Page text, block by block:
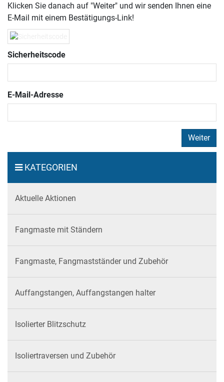
Klicken Sie danach auf "Weiter" und wir senden Ihnen eine
E-Mail mit einem Bestätigungs-Link!
Sicherheitscode
E-Mail-Adresse
Weiter
KATEGORIEN
Aktuelle Aktionen
Fangmaste mit Ständern
Fangmaste, Fangmastständer und Zubehör
Auffangstangen, Auffangstangen halter
Isolierter Blitzschutz
Isoliertraversen und Zubehör